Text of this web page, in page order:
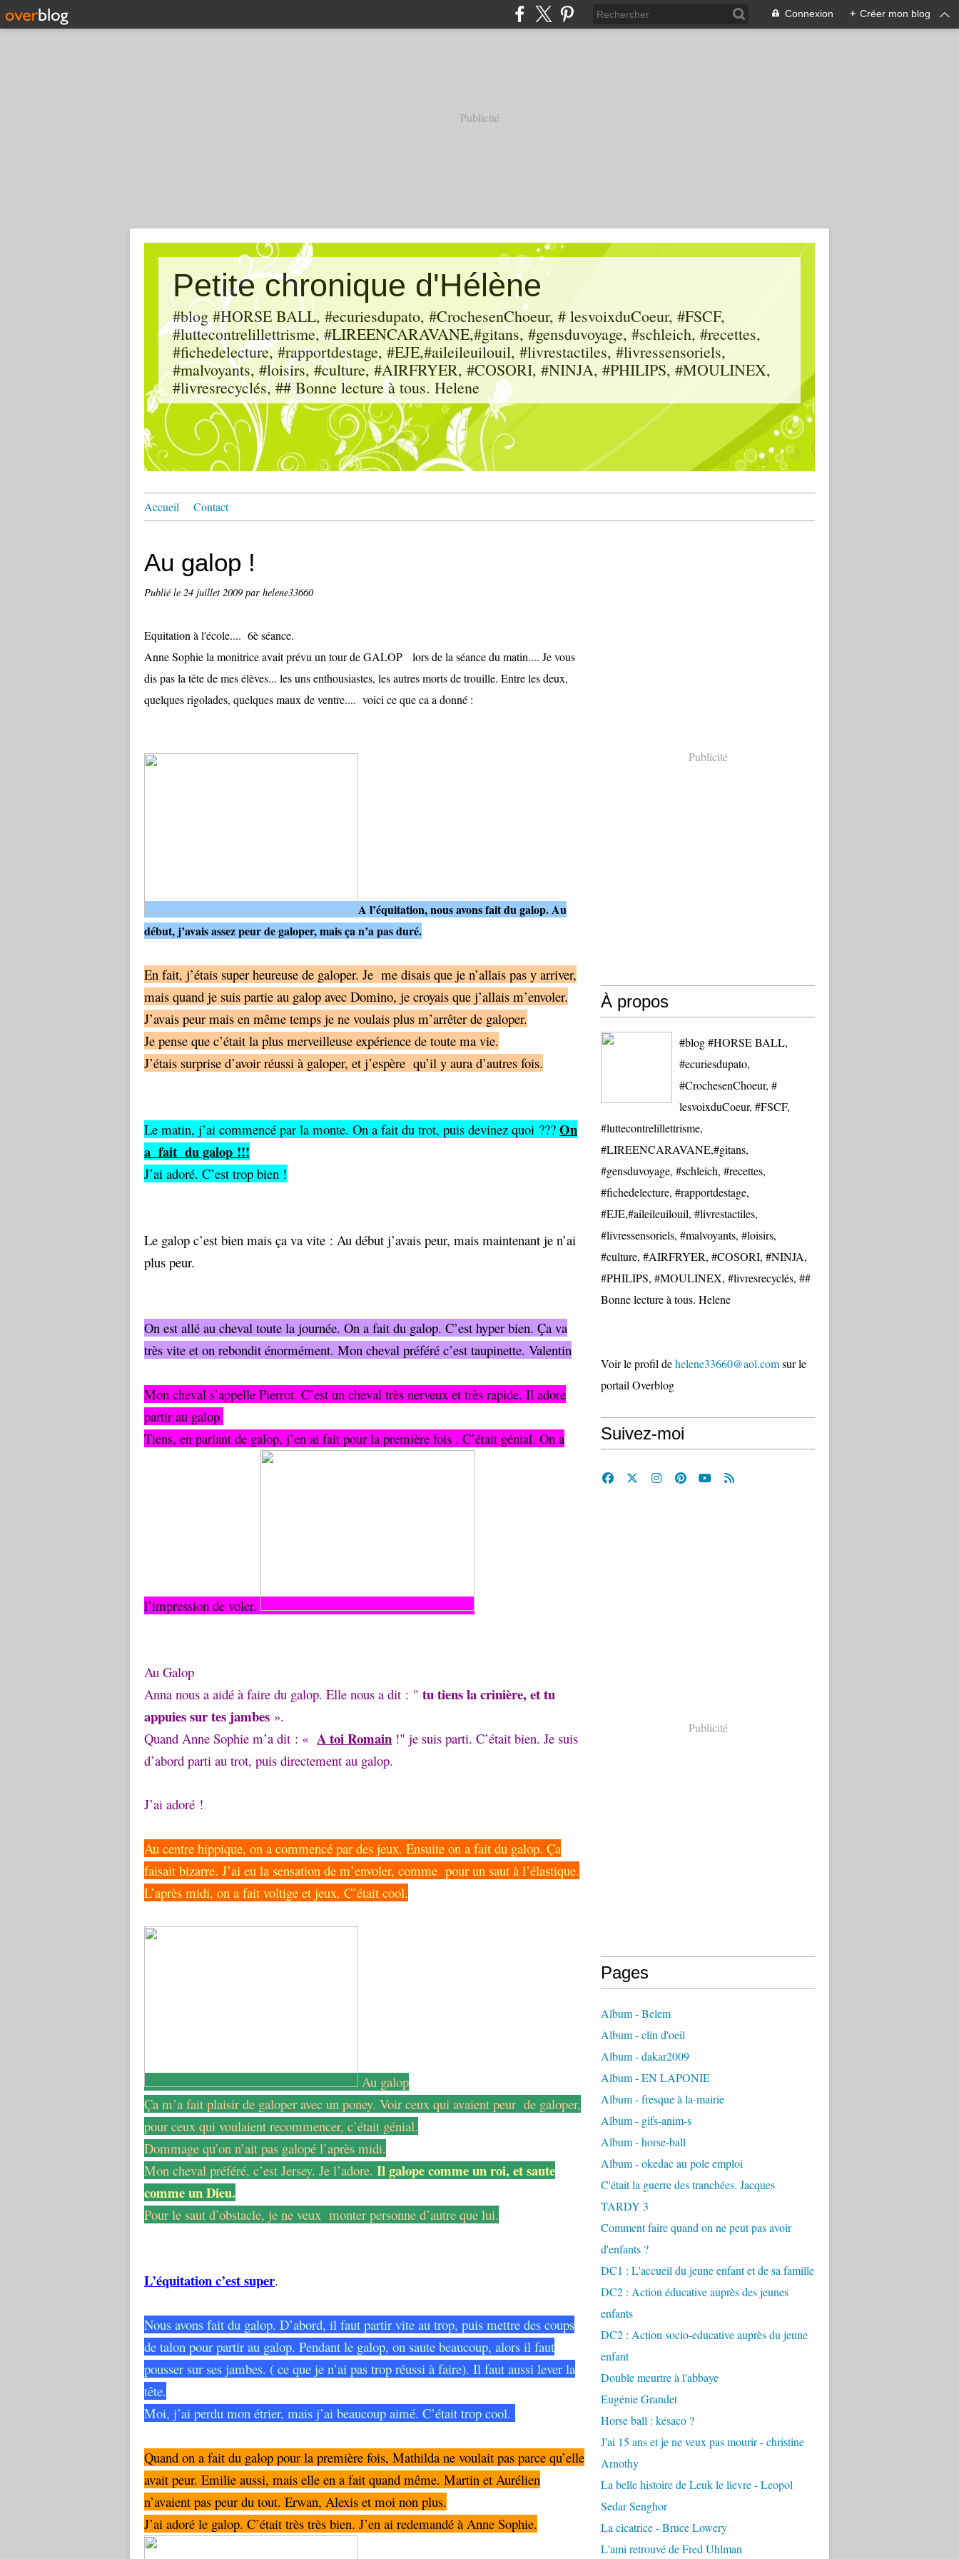
Connexion + Créer mon blog
Publicité
Petite chronique d'Hélène
#blog #HORSE BALL, #ecuriesdupato, #CrochesenChoeur, # lesvoixduCoeur, #FSCF,
#luttecontrelillettrisme, #LIREENCARAVANE,#gitans, #gensduvoyage, #schleich, #recettes,
#fichedelecture, #rapportdestage, #EJE,#aileileuilouil, #livrestactiles, #livressensoriels,
#malvoyants, #loisirs, #culture, #AIRFRYER, #COSORI, #NINJA, #PHILIPS, #MOULINEX,
#livresrecyclés, ## Bonne lecture à tous. Helene
Accueil Contact
Au galop !
Publié le 24 juillet 2009 par helene33660
Equitation à l'école.... 6è séance.
Anne Sophie la monitrice avait prévu un tour de GALOP lors de la séance du matin.... Je vous
dis pas la tête de mes élèves... les uns enthousiastes, les autres morts de trouille. Entre les deux,
quelques rigolades, quelques maux de ventre.... voici ce que ca a donné :
A l’équitation, nous avons fait du galop. Au
début, j’avais assez peur de galoper, mais ça n’a pas duré.
En fait, j’étais super heureuse de galoper. Je me disais que je n’allais pas y arriver,
mais quand je suis partie au galop avec Domino, je croyais que j’allais m’envoler.
J’avais peur mais en même temps je ne voulais plus m’arrêter de galoper.
Je pense que c’était la plus merveilleuse expérience de toute ma vie.
J’étais surprise d’avoir réussi à galoper, et j’espère qu’il y aura d’autres fois.
Le matin, j’ai commencé par la monte. On a fait du trot, puis devinez quoi ??? On
a fait du galop !!!
J’ai adoré. C’est trop bien !
Le galop c’est bien mais ça va vite : Au début j’avais peur, mais maintenant je n’ai
plus peur.
On est allé au cheval toute la journée. On a fait du galop. C’est hyper bien. Ça va
très vite et on rebondit énormément. Mon cheval préféré c’est taupinette. Valentin
Mon cheval s’appelle Pierrot. C’est un cheval très nerveux et très rapide. Il adore
partir au galop.
Tiens, en parlant de galop, j’en ai fait pour la première fois . C’était génial. On a
l’impression de voler.
Au Galop
Anna nous a aidé à faire du galop. Elle nous a dit : " tu tiens la crinière, et tu
appuies sur tes jambes ».
Quand Anne Sophie m’a dit : « A toi Romain !" je suis parti. C’était bien. Je suis
d’abord parti au trot, puis directement au galop.
J’ai adoré !
Au centre hippique, on a commencé par des jeux. Ensuite on a fait du galop. Ça
faisait bizarre. J’ai eu la sensation de m’envoler, comme pour un saut à l’élastique.
L’après midi, on a fait voltige et jeux. C’était cool.
Au galop
Ça m’a fait plaisir de galoper avec un poney. Voir ceux qui avaient peur de galoper,
pour ceux qui voulaient recommencer, c’était génial.
Dommage qu’on n’ait pas galopé l’après midi.
Mon cheval préféré, c’est Jersey. Je l’adore. Il galope comme un roi, et saute
comme un Dieu.
Pour le saut d’obstacle, je ne veux monter personne d’autre que lui.
L’équitation c’est super.
Nous avons fait du galop. D’abord, il faut partir vite au trop, puis mettre des coups
de talon pour partir au galop. Pendant le galop, on saute beaucoup, alors il faut
pousser sur ses jambes. ( ce que je n’ai pas trop réussi à faire). Il faut aussi lever la
tête.
Moi, j’ai perdu mon étrier, mais j’ai beaucoup aimé. C’était trop cool.
Quand on a fait du galop pour la première fois, Mathilda ne voulait pas parce qu’elle
avait peur. Emilie aussi, mais elle en a fait quand même. Martin et Aurélien
n’avaient pas peur du tout. Erwan, Alexis et moi non plus.
J’ai adoré le galop. C’était très très bien. J’en ai redemandé à Anne Sophie.
Publicité
À propos
#blog #HORSE BALL,
#ecuriesdupato,
#CrochesenChoeur, #
lesvoixduCoeur, #FSCF,
#luttecontrelillettrisme,
#LIREENCARAVANE,#gitans,
#gensduvoyage, #schleich, #recettes,
#fichedelecture, #rapportdestage,
#EJE,#aileileuilouil, #livrestactiles,
#livressensoriels, #malvoyants, #loisirs,
#culture, #AIRFRYER, #COSORI, #NINJA,
#PHILIPS, #MOULINEX, #livresrecyclés, ##
Bonne lecture à tous. Helene
Voir le profil dehelene33660@aol.comsur le
portail Overblog
Suivez-moi
Publicité
Pages
Album - Belem
Album - clin d'oeil
Album - dakar2009
Album - EN LAPONIE
Album - fresque à la-mairie
Album - gifs-anim-s
Album - horse-ball
Album - okedac au pole emploi
C'était la guerre des tranchées. Jacques
TARDY 3
Comment faire quand on ne peut pas avoir
d'enfants ?
DC1 : L'accueil du jeune enfant et de sa famille
DC2 : Action éducative auprès des jeunes
enfants
DC2 : Action socio-educative auprès du jeune
enfant
Double meurtre à l'abbaye
Eugénie Grandet
Horse ball : késaco ?
J'ai 15 ans et je ne veux pas mourir - christine
Arnothy
La belle histoire de Leuk le lievre - Leopol
Sedar Senghor
La cicatrice - Bruce Lowery
L'ami retrouvé de Fred Uhlman